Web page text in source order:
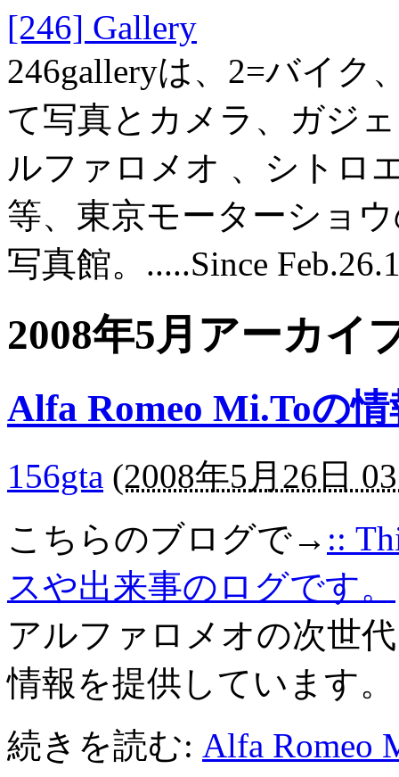
[246] Gallery
246galleryは、2=バイク
て写真とカメラ、ガジ
ルファロメオ 、シトロ
等、東京モーターショ
写真館。.....Since
2008年5月アーカイ
Alfa Romeo Mi.Toの
156gta (2008年5月26日
こちらのブログで→ ::
スや出来事のログです。
アルファロメオの次世
情報を提供しています。
続きを読む: Alfa Romeo